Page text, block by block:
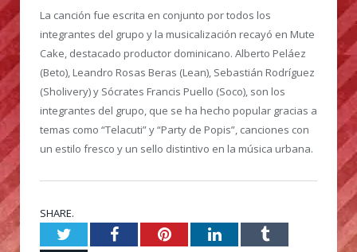
La canción fue escrita en conjunto por todos los
integrantes del grupo y la musicalización recayó en Mute
Cake, destacado productor dominicano. Alberto Peláez
(Beto), Leandro Rosas Beras (Lean), Sebastián Rodríguez
(Sholivery) y Sócrates Francis Puello (Soco), son los
integrantes del grupo, que se ha hecho popular gracias a
temas como “Telacuti” y “Party de Popis”, canciones con
un estilo fresco y un sello distintivo en la música urbana.
SHARE.
TwitterFacebookPinterestLinkedInTumblr